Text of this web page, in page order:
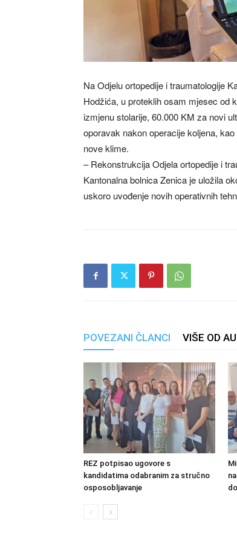
Na Odjelu ortopedije i traumatologije
Hodžića, u proteklih osam mjesec od
izmjenu stolarije, 60.000 KM za novi
oporavak nakon operacije koljena,
nove klime.
– Rekonstrukcija Odjela ortopedije i
Kantonalna bolnica Zenica je uložila
uskoro uvođenje novih operativnih
POVEZANI ČLANCI VIŠE OD
REZ potpisao ugovore s
kandidatima odabranim za stručno
osposobljavanje